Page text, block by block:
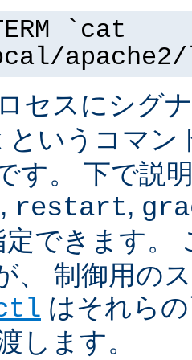
`cat
セスにシグ
というコマン
す。 下で説
, restart,
定できます。
、 制御用の
はそれら
します。